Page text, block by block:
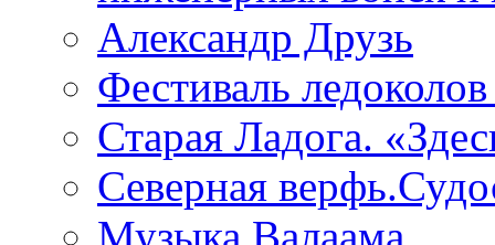
Александр Друзь
Фестиваль
Старая Ладога.
Северная